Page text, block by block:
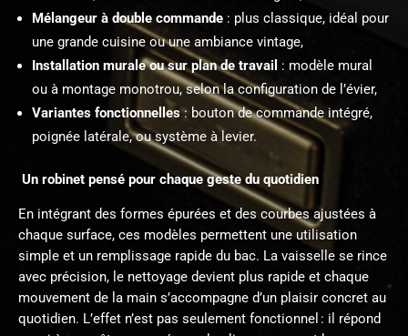
Mélangeur à double commande : plus classique, idéal pour
une grande cuisine ou une ambiance vintage,
Installation murale ou sur plan de travail : modèle mural
ou à montage monotrou, selon la configuration de l’évier,
Variantes fonctionnelles: bouton de commande intégré,
poignée latérale, ou système à levier.
Un robinet pensé pour chaque geste du quotidien
En intégrant des formes épurées et des courbes ajustées à
chaque surface, ces modèles permettent une utilisation
simple et un remplissage rapide du bac. La vaisselle se rince
avec précision, le nettoyage devient plus rapide et chaque
mouvement de la main s’accompagne d’un plaisir concret au
quotidien. L’effet n’est pas seulement fonctionnel : il répond